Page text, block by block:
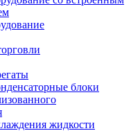
блоки
жидкости